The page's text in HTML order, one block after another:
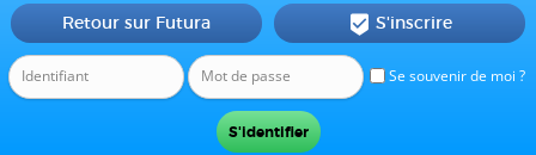
Se souvenir de moi ?
Retour sur Futura  S'inscrire